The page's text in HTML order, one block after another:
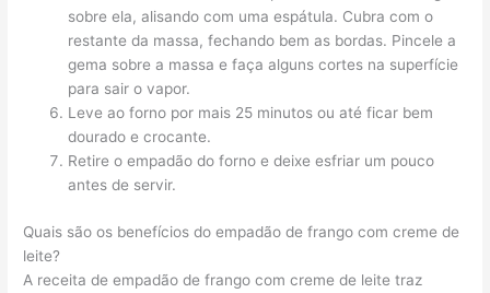
sobre ela, alisando com uma espátula. Cubra com o
restante da massa, fechando bem as bordas. Pincele a
gema sobre a massa e faça alguns cortes na superfície
para sair o vapor.
Leve ao forno por mais 25 minutos ou até ficar bem
dourado e crocante.
Retire o empadão do forno e deixe esfriar um pouco
antes de servir.
Quais são os benefícios do empadão de frango com creme de
leite?
A receita de empadão de frango com creme de leite traz